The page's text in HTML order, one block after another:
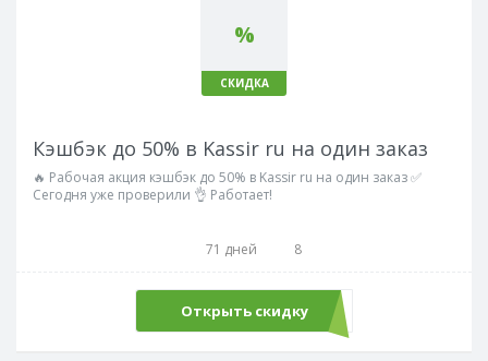
%
СКИДКА
Кэшбэк до 50% в Kassir ru на один заказ
🔥 Рабочая акция кэшбэк до 50% в Kassir ru на один заказ ✅
Сегодня уже проверили 👌 Работает!
71 дней 8
Открыть скидку